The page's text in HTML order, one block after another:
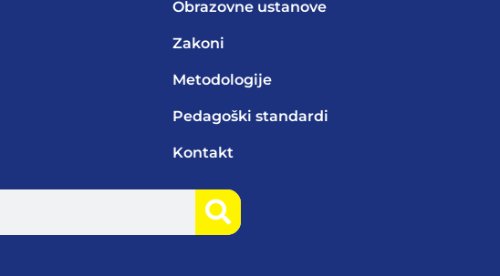
Obrazovne ustanove
Zakoni
Metodologije
Pedagoški standardi
Kontakt